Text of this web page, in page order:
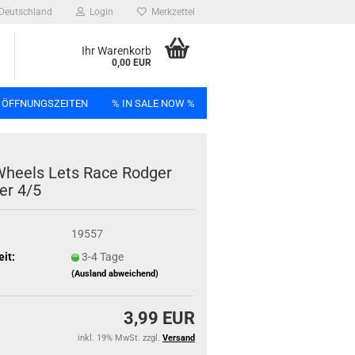
Deutschland Login Merkzettel
Ihr Warenkorb
0,00 EUR
% IN SALE NOW %
Lets Race Rod­ger
4/5
19557
3-4 Tage
(Ausland abweichend)
3,99 EUR
inkl. 19% MwSt. zzgl. Versand